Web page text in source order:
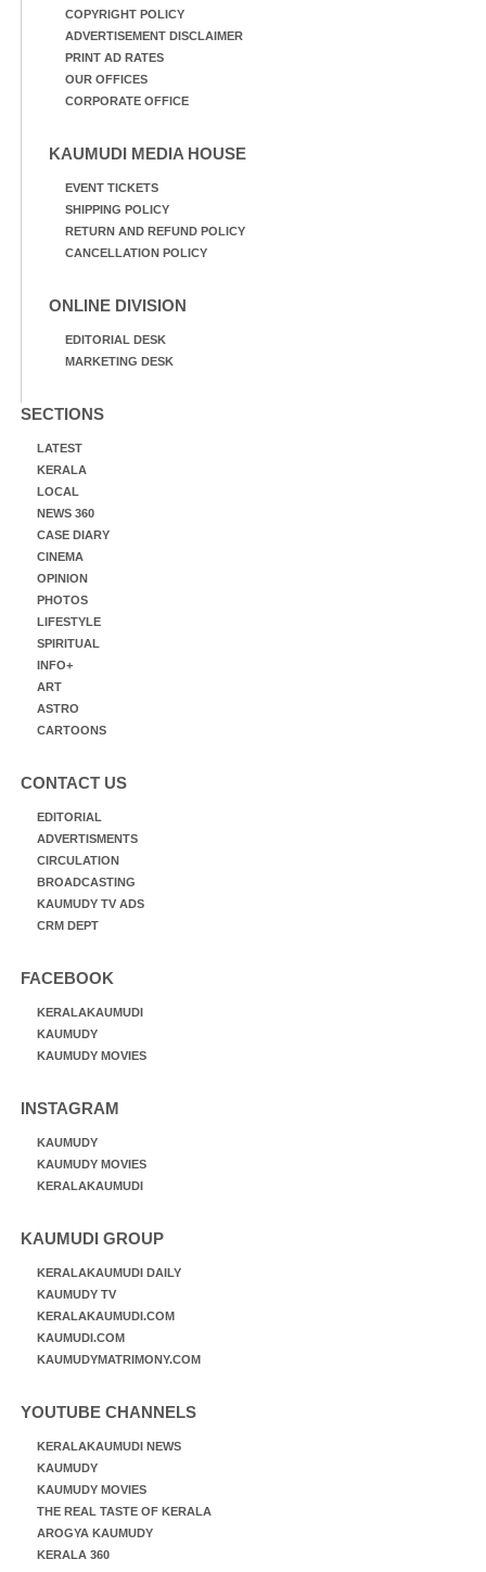
COPYRIGHT POLICY
ADVERTISEMENT DISCLAIMER
PRINT AD RATES
OUR OFFICES
CORPORATE OFFICE
KAUMUDI MEDIA HOUSE
EVENT TICKETS
SHIPPING POLICY
RETURN AND REFUND POLICY
CANCELLATION POLICY
ONLINE DIVISION
EDITORIAL DESK
MARKETING DESK
SECTIONS
LATEST
KERALA
LOCAL
NEWS 360
CASE DIARY
CINEMA
OPINION
PHOTOS
LIFESTYLE
SPIRITUAL
INFO+
ART
ASTRO
CARTOONS
CONTACT US
EDITORIAL
ADVERTISMENTS
CIRCULATION
BROADCASTING
KAUMUDY TV ADS
CRM DEPT
FACEBOOK
KERALAKAUMUDI
KAUMUDY
KAUMUDY MOVIES
INSTAGRAM
KAUMUDY
KAUMUDY MOVIES
KERALAKAUMUDI
KAUMUDI GROUP
KERALAKAUMUDI DAILY
KAUMUDY TV
KERALAKAUMUDI.COM
KAUMUDI.COM
KAUMUDYMATRIMONY.COM
YOUTUBE CHANNELS
KERALAKAUMUDI NEWS
KAUMUDY
KAUMUDY MOVIES
THE REAL TASTE OF KERALA
AROGYA KAUMUDY
KERALA 360